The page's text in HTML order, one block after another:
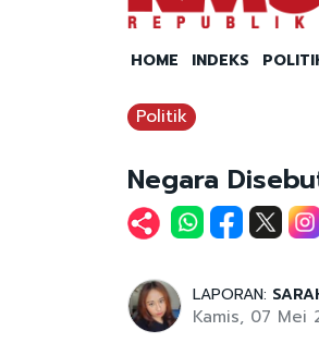
HOME INDEKS
Politik
Negara
LAPORAN:
Kamis, 07 Mei